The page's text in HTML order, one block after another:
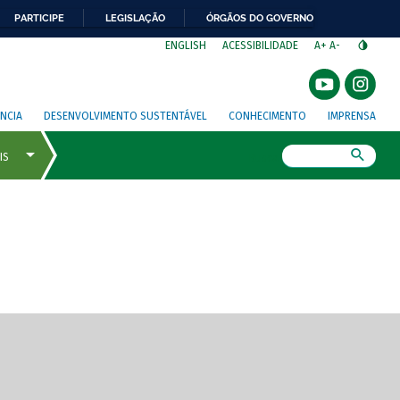
PARTICIPE LEGISLAÇÃO ÓRGÃOS DO GOVERNO
ENGLISH ACESSIBILIDADE A+ A-
DESENVOLVIMENTO SUSTENTÁVEL CONHECIMENTO IMPRENSA
de tela